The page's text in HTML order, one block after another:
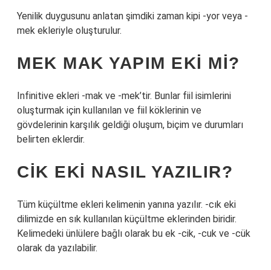
Yenilik duygusunu anlatan şimdiki zaman kipi -yor veya -
mek ekleriyle oluşturulur.
MEK MAK YAPIM EKI MI?
Infinitive ekleri -mak ve -mek’tir. Bunlar fiil isimlerini
oluşturmak için kullanılan ve fiil köklerinin ve
gövdelerinin karşılık geldiği oluşum, biçim ve durumları
belirten eklerdir.
CIK EKI NASIL YAZILIR?
Tüm küçültme ekleri kelimenin yanına yazılır. -cık eki
dilimizde en sık kullanılan küçültme eklerinden biridir.
Kelimedeki ünlülere bağlı olarak bu ek -cik, -cuk ve -cük
olarak da yazılabilir.